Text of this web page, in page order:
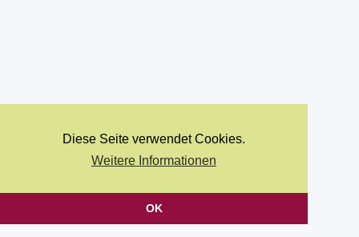
Diese Seite verwendet Cookies.
Weitere Informationen
OK